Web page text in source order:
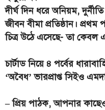
দীর্ঘ দিন ধরে অনিয়ম,
জীবন বীমা প্রতিষ্ঠান। প্রথম
চিত্র উঠে এসেছে- তা কেবল
চার্টাড নিয়ে ৪ পর্বের
‘অবৈধ’ ভারপ্রাপ্ত সিইও
– প্রিয় পাঠক, আপনার